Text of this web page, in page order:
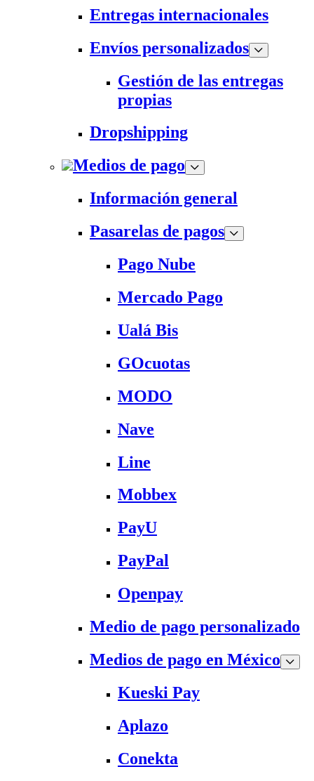
Entregas internacionales
Envíos personalizados
Gestión de las entregas
propias
Dropshipping
Medios de pago
Información general
Pasarelas de pagos
Pago Nube
Mercado Pago
Ualá Bis
GOcuotas
MODO
Nave
Line
Mobbex
PayU
PayPal
Openpay
Medio de pago personalizado
Medios de pago en México
Kueski Pay
Aplazo
Conekta